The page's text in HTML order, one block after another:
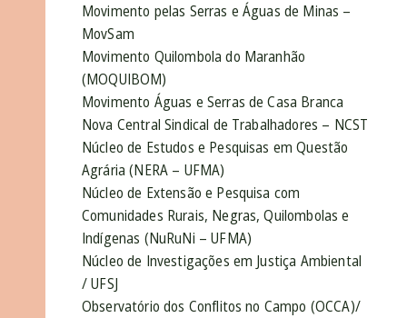
Movimento pelas Serras e Águas de Minas –
MovSam
Movimento Quilombola do Maranhão
(MOQUIBOM)
Movimento Águas e Serras de Casa Branca
Nova Central Sindical de Trabalhadores – NCST
Núcleo de Estudos e Pesquisas em Questão
Agrária (NERA – UFMA)
Núcleo de Extensão e Pesquisa com
Comunidades Rurais, Negras, Quilombolas e
Indígenas (NuRuNi – UFMA)
Núcleo de Investigações em Justiça Ambiental
/ UFSJ
Observatório dos Conflitos no Campo (OCCA)/